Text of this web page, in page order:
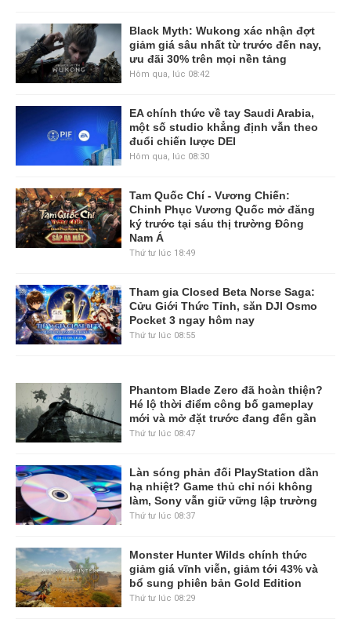
Black Myth: Wukong xác nhận đợt
giảm giá sâu nhất từ trước đến nay,
ưu đãi 30% trên mọi nền tảng
Hôm qua, lúc 08:42
EA chính thức về tay Saudi Arabia,
một số studio khẳng định vẫn theo
đuổi chiến lược DEI
Hôm qua, lúc 08:30
Tam Quốc Chí - Vương Chiến:
Chinh Phục Vương Quốc mở đăng
ký trước tại sáu thị trường Đông
Nam Á
Thứ tư lúc 18:49
Tham gia Closed Beta Norse Saga:
Cửu Giới Thức Tỉnh, săn DJI Osmo
Pocket 3 ngay hôm nay
Thứ tư lúc 08:55
Phantom Blade Zero đã hoàn thiện?
Hé lộ thời điểm công bố gameplay
mới và mở đặt trước đang đến gần
Thứ tư lúc 08:47
Làn sóng phản đối PlayStation dần
hạ nhiệt? Game thủ chỉ nói không
làm, Sony vẫn giữ vững lập trường
Thứ tư lúc 08:37
Monster Hunter Wilds chính thức
giảm giá vĩnh viễn, giảm tới 43% và
bổ sung phiên bản Gold Edition
Thứ tư lúc 08:29